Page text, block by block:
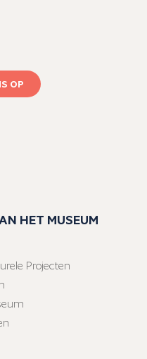
OP
HET MUSEUM
Projecten